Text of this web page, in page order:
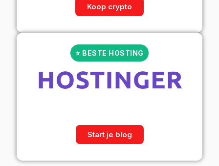
Koop crypto
⭐ BESTE HOSTING
Start je blog